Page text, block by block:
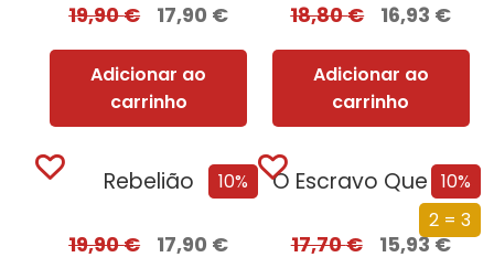
19,90€ 17,90 €
Adicionar ao
carrinho
18,80€ 16,93 €
Adicionar ao
carrinho
10%
Rebelião
19,90€ 17,90 €
10%
2 = 3
O Escravo Que se Tornou Fidalgo
17,70€ 15,93€